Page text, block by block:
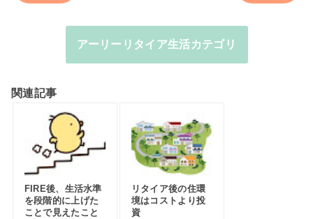
アーリーリタイア生活カテゴリ
関連記事
FIRE後、生活水準
を段階的に上げた
ことで見えたこと
リタイア後の住環
境はコストより投
資